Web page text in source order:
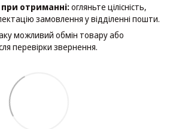
отриманні:огляньте цілісність,
замовлення у відділенні пошти.
можливий обмін товару або
перевірки звернення.